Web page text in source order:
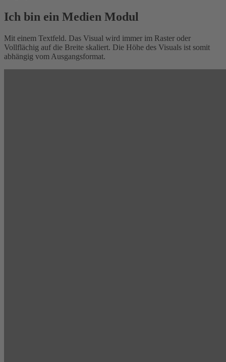
Ich bin ein Medien Modul
Mit einem Textfeld. Das Visual wird immer im Raster oder
Vollflächig auf die Breite skaliert. Die Höhe des Visuals ist somit
abhängig vom Ausgangsformat.